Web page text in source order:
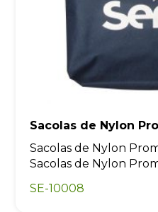
Sacolas de Nylon
Sacolas de Nylon
Sacolas de Nylon
SE-10008